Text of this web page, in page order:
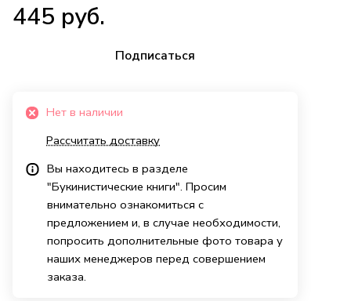
445 руб.
Подписаться
Нет в наличии
Рассчитать доставку
Вы находитесь в разделе
"Букинистические книги". Просим
внимательно ознакомиться с
предложением и, в случае необходимости,
попросить дополнительные фото товара у
наших менеджеров перед совершением
заказа.